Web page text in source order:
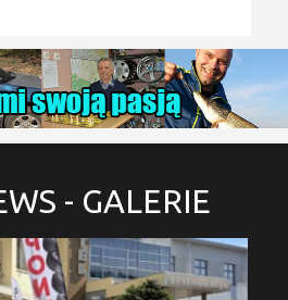
- GALERIE